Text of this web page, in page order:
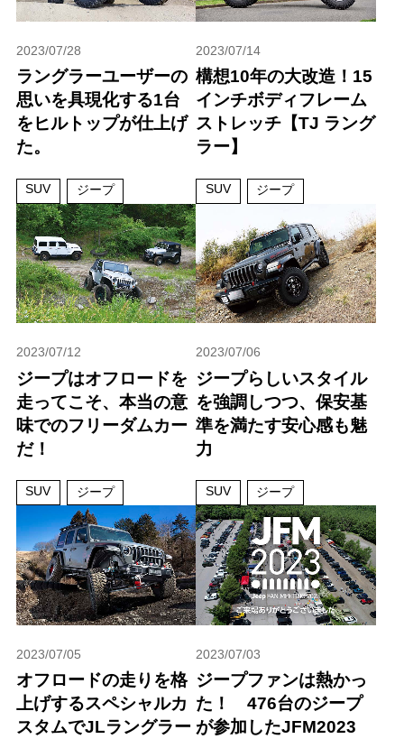
2023/07/28
ラングラーユーザーの
思いを具現化する1台
をヒルトップが仕上げ
た。
SUV ジープ
2023/07/14
構想10年の大改造！15
インチボディフレーム
ストレッチ【TJ ラング
ラー】
SUV ジープ
2023/07/12
ジープはオフロードを
走ってこそ、本当の意
味でのフリーダムカー
だ！
SUV ジープ
2023/07/06
ジープらしいスタイル
を強調しつつ、保安基
準を満たす安心感も魅
力
SUV ジープ
2023/07/05
オフロードの走りを格
上げするスペシャルカ
スタムでJLラングラー
2023/07/03
ジープファンは熱かっ
た！ 476台のジープ
が参加したJFM2023